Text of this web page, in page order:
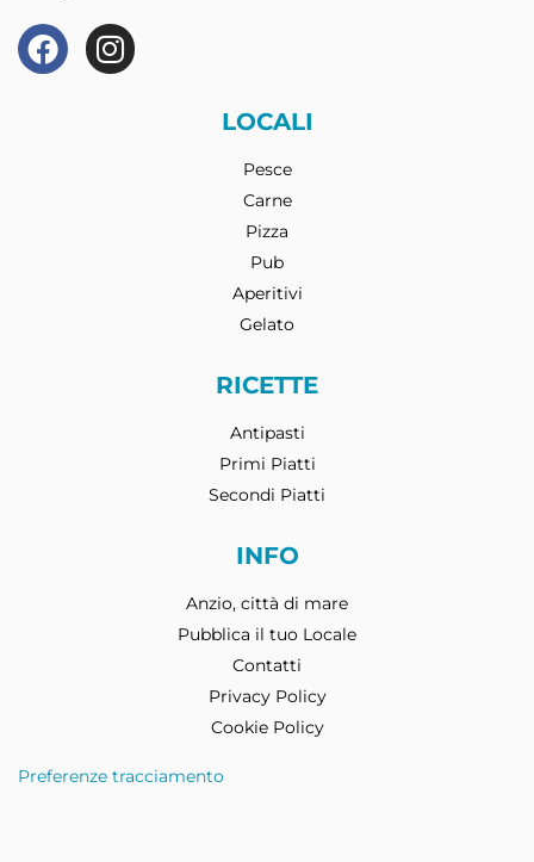
LOCALI
Pesce
Carne
Pizza
Pub
Aperitivi
Gelato
RICETTE
Antipasti
Primi Piatti
Secondi Piatti
INFO
Anzio, città di mare
Pubblica il tuo Locale
Contatti
Privacy Policy
Cookie Policy
Preferenze tracciamento